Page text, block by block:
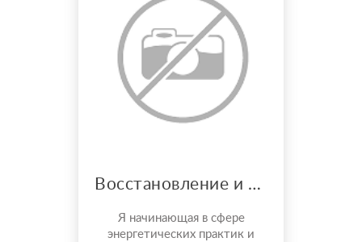
Восстановление и защита ауры
Я начинающая в сфере
энергетических практик и